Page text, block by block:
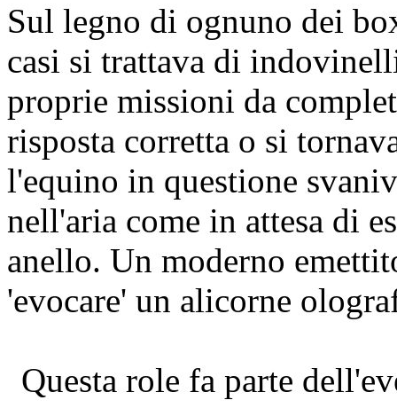
Sul legno di ognuno dei
casi si trattava di
proprie missioni da
risposta corretta o si
l'equino in questione
nell'aria come in attesa di
anello. Un moderno
'evocare' un alicorne
Questa role fa parte